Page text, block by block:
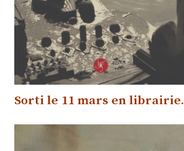
Sorti le 11 mars en librairie.